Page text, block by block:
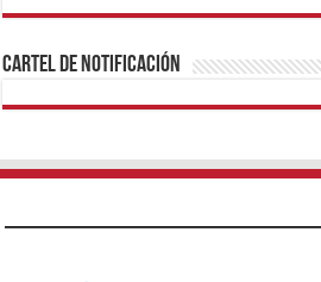
1xbetBetturkeyBetistKralbetSupertotobet
https://mvbcasino.com/
Cartel de Notificación